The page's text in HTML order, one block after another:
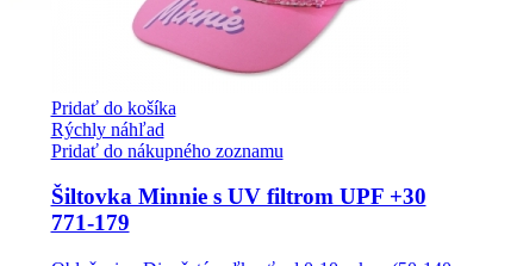
Pridať do košíka
Rýchly náhľad
Pridať do nákupného zoznamu
Šiltovka Minnie s UV filtrom UPF +30
771-179